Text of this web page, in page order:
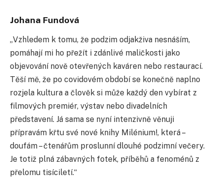
Johana Fundová
„Vzhledem k tomu, že podzim odjakživa nesnáším,
pomáhají mi ho přežít i zdánlivé maličkosti jako
objevování nově otevřených kaváren nebo restaurací.
Těší mě, že po covidovém období se konečně naplno
rozjela kultura a člověk si může každý den vybírat z
filmových premiér, výstav nebo divadelních
představení. Já sama se nyní intenzivně věnuji
přípravám křtu své nové knihy Milénium!, která –
doufám – čtenářům proslunní dlouhé podzimní večery.
Je totiž plná zábavných fotek, příběhů a fenoménů z
přelomu tisíciletí.“